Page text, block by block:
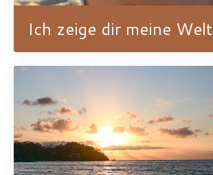
Ich zeige dir meine Welt